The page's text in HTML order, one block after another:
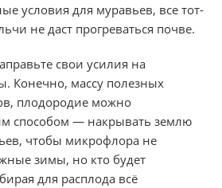
условия для муравьев, все тот-
не даст прогреваться почве.
свои усилия на
Конечно, массу полезных
плодородие можно
способом — накры­вать землю
чтобы микро­флора не
зимы, но кто будет
для расплода всё